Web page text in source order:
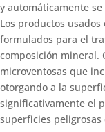
y automáticamente
Los productos
formulados para el
composición mineral.
microventosas que
otorgando a la
significativamente el
superficies peligrosas